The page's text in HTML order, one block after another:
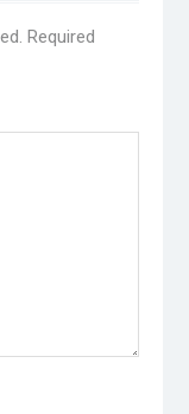
Required